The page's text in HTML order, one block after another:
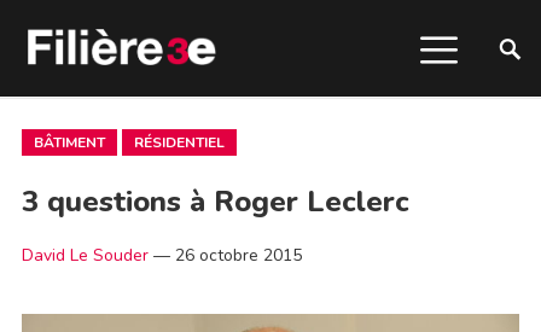
BÂTIMENT RÉSIDENTIEL
3 questions à Roger Leclerc
David Le Souder— 26 octobre 2015